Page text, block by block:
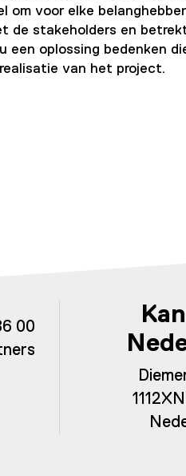
om voor elke
de stakeholders en
een oplossing bedenken
van het project.
00